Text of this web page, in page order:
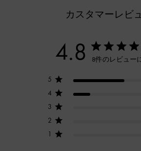
カスタマーレビ
4.8 8件のレビュー
5
4
3
2
1